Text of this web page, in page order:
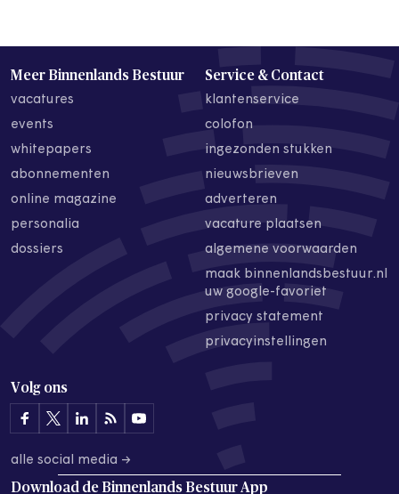
Meer Binnenlands Bestuur
vacatures
events
whitepapers
abonnementen
online magazine
personalia
dossiers
Service & Contact
klantenservice
colofon
ingezonden stukken
nieuwsbrieven
adverteren
vacature plaatsen
algemene voorwaarden
maak binnenlandsbestuur.nl
uw google-favoriet
privacy statement
privacyinstellingen
Volg ons
alle social media →
Download de Binnenlands Bestuur App